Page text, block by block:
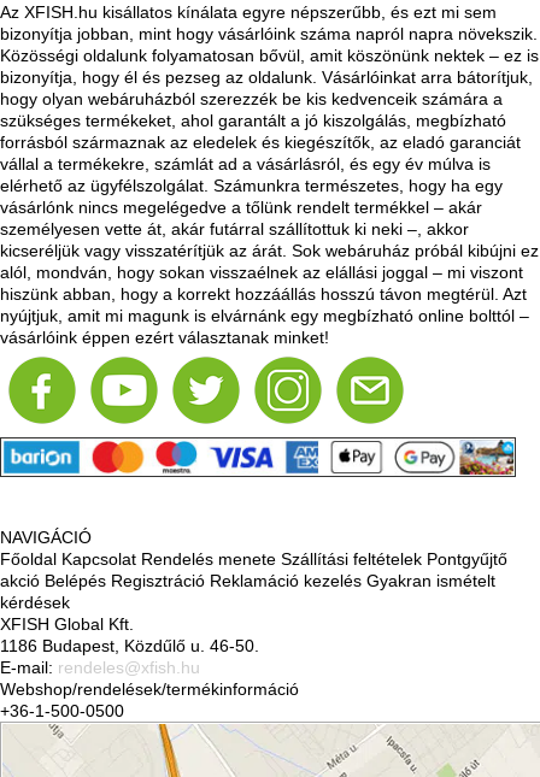
Az XFISH.hu kisállatos kínálata egyre népszerűbb, és ezt mi sem
bizonyítja jobban, mint hogy vásárlóink száma napról napra növekszik.
Közösségi oldalunk folyamatosan bővül, amit köszönünk nektek – ez is
bizonyítja, hogy él és pezseg az oldalunk. Vásárlóinkat arra bátorítjuk,
hogy olyan webáruházból szerezzék be kis kedvenceik számára a
szükséges termékeket, ahol garantált a jó kiszolgálás, megbízható
forrásból származnak az eledelek és kiegészítők, az eladó garanciát
vállal a termékekre, számlát ad a vásárlásról, és egy év múlva is
elérhető az ügyfélszolgálat. Számunkra természetes, hogy ha egy
vásárlónk nincs megelégedve a tőlünk rendelt termékkel – akár
személyesen vette át, akár futárral szállítottuk ki neki –, akkor
kicseréljük vagy visszatérítjük az árát. Sok webáruház próbál kibújni ez
alól, mondván, hogy sokan visszaélnek az elállási joggal – mi viszont
hiszünk abban, hogy a korrekt hozzáállás hosszú távon megtérül. Azt
nyújtjuk, amit mi magunk is elvárnánk egy megbízható online bolttól –
vásárlóink éppen ezért választanak minket!
NAVIGÁCIÓ
Főoldal Kapcsolat Rendelés menete Szállítási feltételek Pontgyűjtő
akció Belépés Regisztráció Reklamáció kezelés Gyakran ismételt
kérdések
XFISH Global Kft.
1186 Budapest, Közdűlő u. 46-50.
E-mail: rendeles@xfish.hu
Webshop/rendelések/termékinformáció
+36-1-500-0500